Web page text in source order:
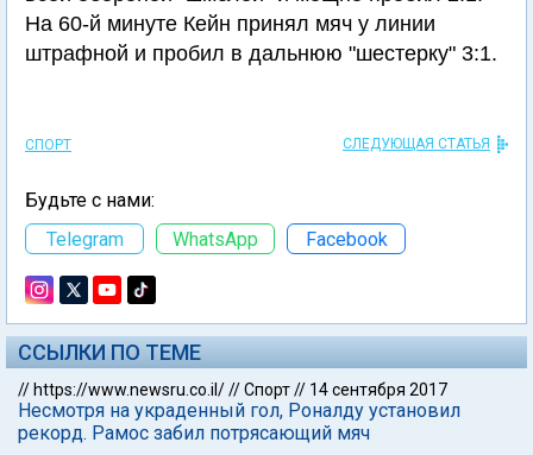
На 60-й минуте Кейн принял мяч у линии
штрафной и пробил в дальнюю "шестерку" 3:1.
СПОРТ СЛЕДУЮЩАЯ СТАТЬЯ
Будьте с нами:
Telegram
WhatsApp Facebook
ССЫЛКИ ПО ТЕМЕ
// https://www.newsru.co.il///Спорт// 14 сентября 2017
Несмотря на украденный гол, Роналду установил
рекорд. Рамос забил потрясающий мяч